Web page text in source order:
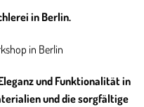
in Berlin.
in Berlin
und Funktionalität in
und die sorgfältige